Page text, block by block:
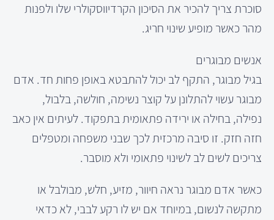
סוכרת צריך להכיר את הסיכון הקרדיווסקולרי שלו ולפנות
מהר כאשר מופיע שינוי חריג.
אנשים מבוגרים
בגיל מבוגר, התקף לב יכול להתבטא באופן פחות חד. אדם
מבוגר עשוי להתלונן על קוצר נשימה, חולשה, בלבול,
נפילה, בחילה או ירידה פתאומית בתפקוד. לעיתים אין כאב
חזה חזק. זו סיבה מרכזית לכך שבני משפחה ומטפלים
צריכים לשים לב לשינוי פתאומי ולא מוסבר.
כאשר אדם מבוגר נראה חיוור, מזיע, חלש, מבולבל או
מתקשה לנשום, במיוחד אם יש לו רקע לבבי, לא כדאי